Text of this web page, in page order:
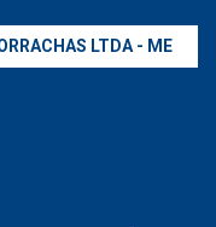
LTDA - ME